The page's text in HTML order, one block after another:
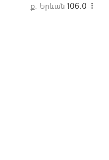
ք. Երևան 106.0